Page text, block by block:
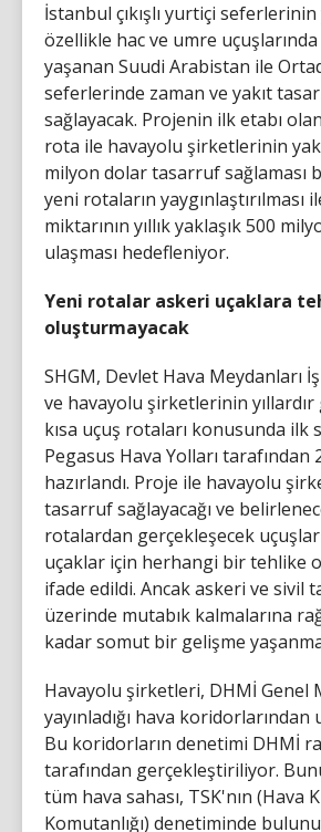
İstanbul çıkışlı yurtiçi seferlerinin
özellikle hac ve umre
yaşanan Suudi Arabistan ile
seferlerinde zaman ve yakıt
sağlayacak. Projenin ilk etabı
rota ile havayolu şirketlerinin
milyon dolar tasarruf sağlaması
yeni rotaların yaygınlaştırılması
miktarının yıllık yaklaşık 500
ulaşması hedefleniyor.
Yeni rotalar askeri uçaklara
oluşturmayacak
SHGM, Devlet Hava Meydanları
ve havayolu şirketlerinin
kısa uçuş rotaları konusunda ilk
Pegasus Hava Yolları tarafından
hazırlandı. Proje ile havayolu
tasarruf sağlayacağı ve
rotalardan gerçekleşecek
uçaklar için herhangi bir tehlike
ifade edildi. Ancak askeri ve sivil
üzerinde mutabık kalmalarına
kadar somut bir gelişme
Havayolu şirketleri, DHMİ Genel
yayınladığı hava
Bu koridorların denetimi DHMİ
tarafından gerçekleştiriliyor.
tüm hava sahası, TSK'nın (Hava
Komutanlığı) denetiminde